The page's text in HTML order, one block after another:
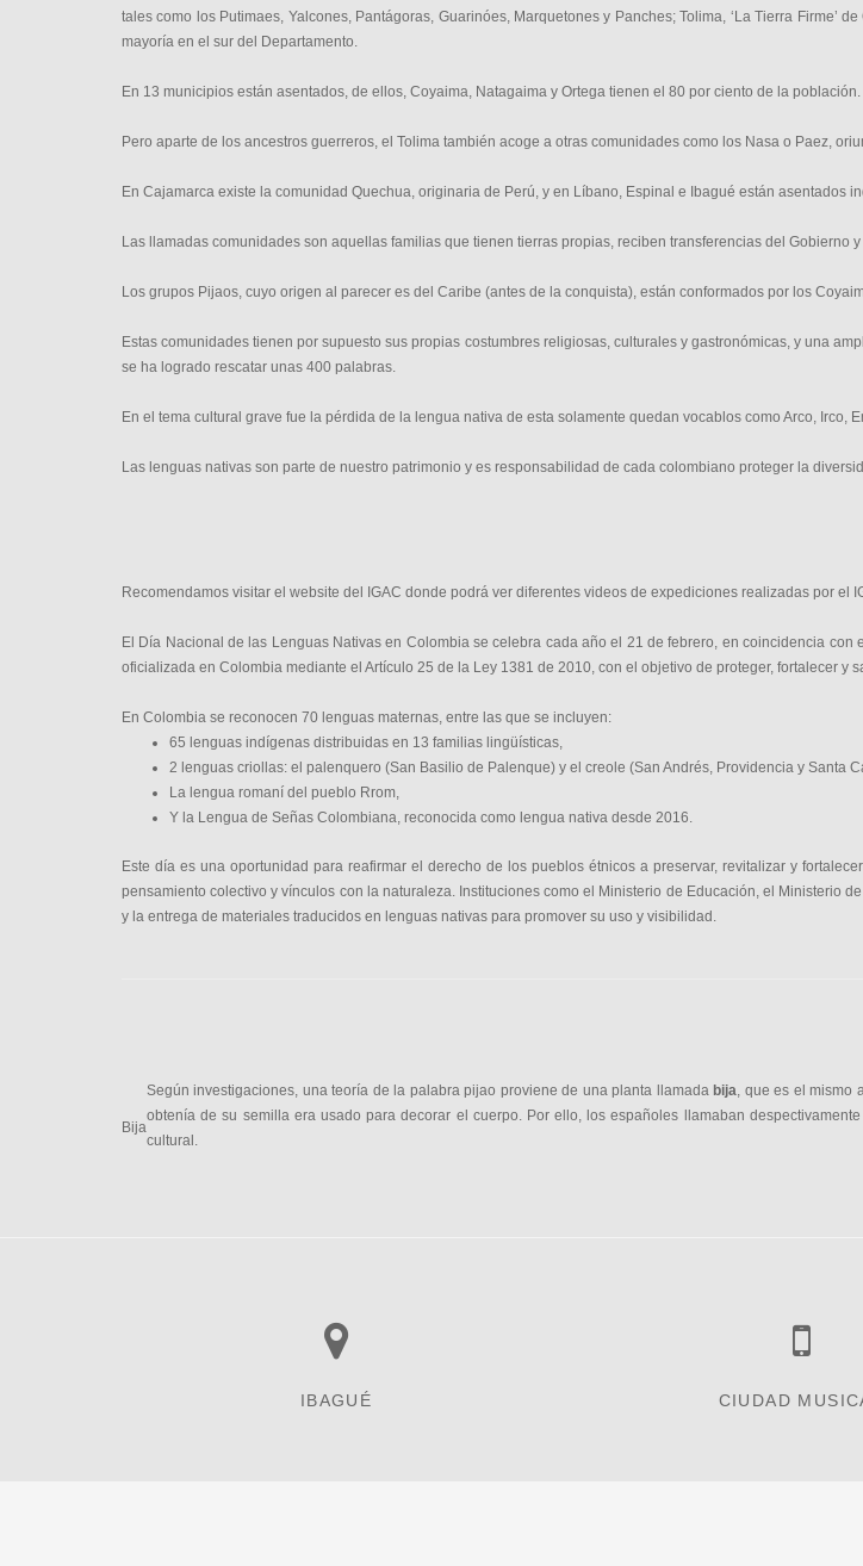
tales como los Putimaes, Yalcones, Pantágoras, Guarinóes, Marquetones y Panches;Tolima, ‘La Tierra Firme’
mayoría en el sur del Departamento.
En 13 municipios están asentados, de ellos, Coyaima, Natagaima y Ortega tienen el 80 por ciento de la población.
Pero aparte de los ancestros guerreros, el Tolima también acoge a otras comunidades como los Nasa o Paez,
En Cajamarca existe la comunidad Quechua, originaria de Perú, y en Líbano, Espinal e Ibagué están
Las llamadas comunidades son aquellas familias que tienen tierras propias, reciben transferencias del Gobierno
Los grupos Pijaos, cuyo origen al parecer es del Caribe (antes de la conquista), están conformados por los
Estas comunidades tienen por supuesto sus propias costumbres religiosas, culturales y gastronómicas, y una
se ha logrado rescatar unas 400 palabras.
En el tema cultural grave fue la pérdida de la lengua nativa de esta solamente quedan vocablos como Arco, Irco,
Las lenguas nativas son parte de nuestro patrimonio y es responsabilidad de cada colombiano proteger la
Recomendamos visitar el website del IGAC donde podrá ver diferentes videos de expediciones realizadas por
El Día Nacional de las Lenguas Nativas en Colombia se celebra cada año el 21 de febrero, en coincidencia
oficializada en Colombia mediante el Artículo 25 de la Ley 1381 de 2010, con el objetivo de proteger, fortalecer
En Colombia se reconocen 70 lenguas maternas, entre las que se incluyen:
65 lenguas indígenas distribuidas en 13 familias lingüísticas,
2 lenguas criollas: el palenquero (San Basilio de Palenque) y el creole (San Andrés, Providencia y Santa
La lengua romaní del pueblo Rrom,
Y la Lengua de Señas Colombiana, reconocida como lengua nativa desde 2016.
Este día es una oportunidad para reafirmar el derecho de los pueblos étnicos a preservar, revitalizar y
pensamiento colectivo y vínculos con la naturaleza. Instituciones como el Ministerio de Educación, el Ministerio
y la entrega de materiales traducidos en lenguas nativas para promover su uso y visibilidad.
Bija
Según investigaciones, una teoría de la palabra pijao proviene de una planta llamada bija, que es el mismo
obtenía de su semilla era usado para decorar el cuerpo. Por ello, los españoles llamaban
cultural.
IBAGUÉ CIUDAD